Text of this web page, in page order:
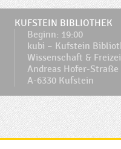
KUFSTEIN BIBLIOTHEK
Beginn: 19:00
kubi – Kufstein
Wissenschaft &
Andreas Hofer-Straße
A-6330 Kufstein